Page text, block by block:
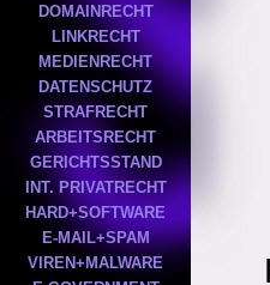
DOMAINRECHT
LINKRECHT
MEDIENRECHT
DATENSCHUTZ
STRAFRECHT
ARBEITSRECHT
GERICHTSSTAND
INT. PRIVATRECHT
HARD+SOFTWARE
E-MAIL+SPAM
VIREN+MALWARE